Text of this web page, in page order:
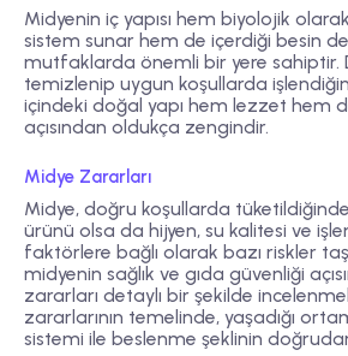
Midyenin iç yapısı hem biyolojik
sistem sunar hem de içerdiği besin
mutfaklarda önemli bir yere sahiptir.
temizlenip uygun koşullarda
içindeki doğal yapı hem lezzet hem
açısından oldukça zengindir.
Midye Zararları
Midye, doğru koşullarda
ürünü olsa da hijyen, su kalitesi ve
faktörlere bağlı olarak bazı riskler
midyenin sağlık ve gıda güvenliği
zararları detaylı bir şekilde
zararlarının temelinde, yaşadığı
sistemi ile beslenme şeklinin